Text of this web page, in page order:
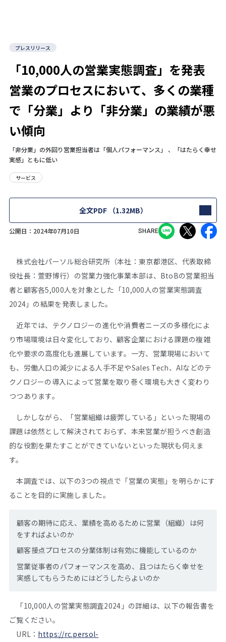
プレスリリース
「10,000人の営業実態調査」を発表
営業のプロセスにおいて、多くの業種
で「分業」より「非分業」の業績が悪
い傾向
「非分業」の外回り営業担当者は「個人パフォーマンス」 、「はたらく幸せ
実感」ともに低い
サービス
公開日： 2024年07月10日 SHARE
全文PDF （1.32MB）
株式会社パーソル総合研究所（本社：東京都港区、代表取締
役社長：萱野博行）の営業力強化事業本部は、BtoBの営業担当
者と顧客各5,000人を対象とした「10,000人の営業実態調査
2024」の結果を発表しました。
近年では、テクノロジーの進化や消費者ニーズの多様化によ
り市場環境は日々変化しており、顧客企業における課題の複雑
化や要求の高度化も進展しています。一方、営業現場において
も、労働人口の減少による人手不足やSales Tech、AIなどのテ
クノロジーの導入によって営業を取り巻く環境も大きく変わり
つつあります。
しかしながら、「営業組織は疲弊している」といった現場の
課題は依然として解決されておらず、本来営業が担うべき創造
的な役割を果たすことができていないといった現状も伺えま
す。
本調査では、以下の3つの視点で「営業の実態」を明らかにす
ることを目的に実施しました。
顧客の期待に応え、業績を高めるために営業（組織）は何
をすればよいのか
顧客接点プロセスの分業体制は有効に機能しているのか
営業従事者のパフォーマンスを高め、且つはたらく幸せを
実感してもらうためにはどうしたらよいのか
「10,000人の営業実態調査2024」の詳細は、以下の報告書を
ご覧ください。
URL： https://rc.persol-